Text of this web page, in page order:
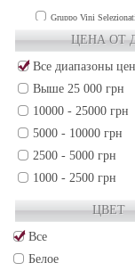
Gruppo Vini
ЦЕНА ОТ
Все диапазоны цен
Выше 25 000 грн
10000 - 25000 грн
5000 - 10000 грн
2500 - 5000 грн
1000 - 2500 грн
250 - 500 грн
50 - 250 грн
ЦВЕТ
Все
Белое